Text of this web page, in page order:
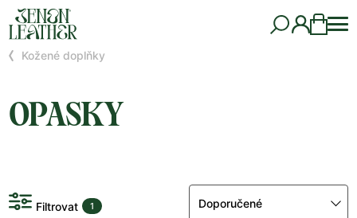
Kožené doplňky
OPASKY
Filtrovat 1 Doporučené